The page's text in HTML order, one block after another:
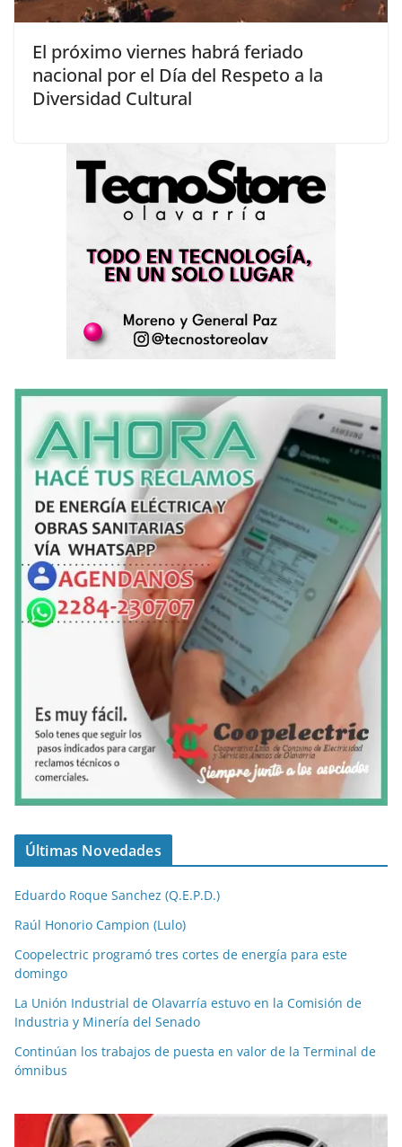
El próximo viernes habrá feriado
nacional por el Día del Respeto a la
Diversidad Cultural
Últimas Novedades
Eduardo Roque Sanchez (Q.E.P.D.)
Raúl Honorio Campion (Lulo)
Coopelectric programó tres cortes de energía para este
domingo
La Unión Industrial de Olavarría estuvo en la Comisión de
Industria y Minería del Senado
Continúan los trabajos de puesta en valor de la Terminal de
ómnibus